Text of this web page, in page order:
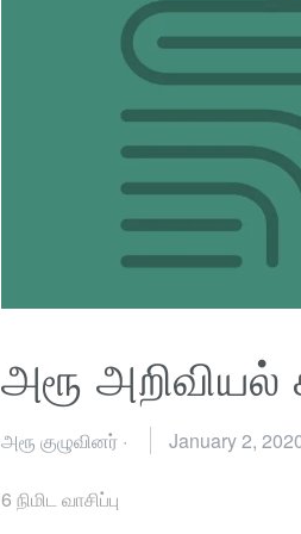
அரூ அறிவியல்
அரூ குழுவினர்· January 2,
6 நிமிட வாசிப்பு